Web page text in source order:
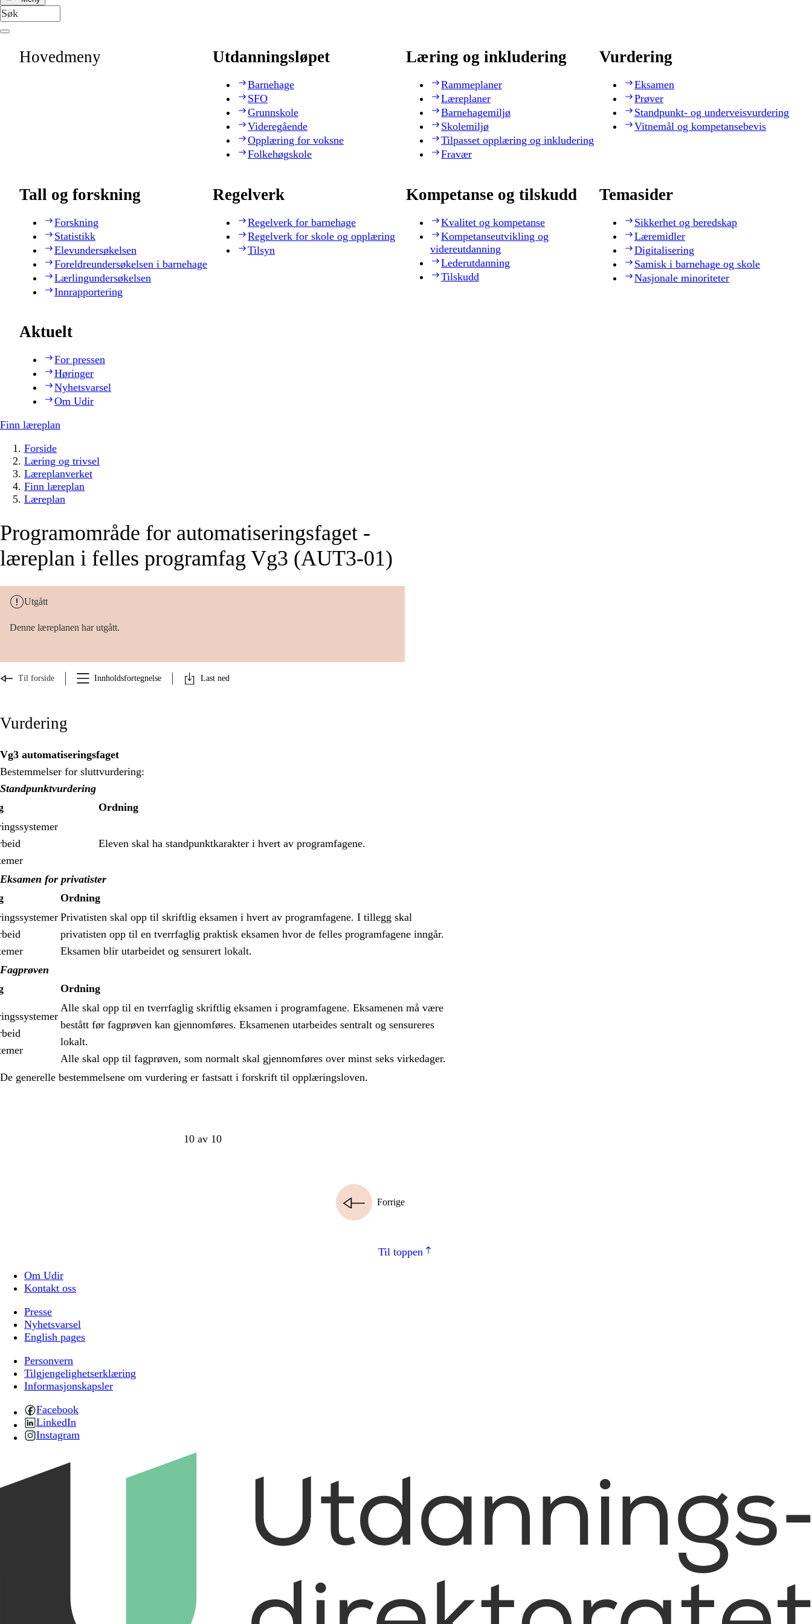
Hovedmeny Utdanningsløpet
Barnehage
SFO
Grunnskole
Videregående
Opplæring for voksne
Folkehøgskole
Læring og inkludering
Rammeplaner
Læreplaner
Barnehagemiljø
Skolemiljø
Tilpasset opplæring og inkludering
Fravær
Vurdering
Eksamen
Prøver
Standpunkt- og underveisvurdering
Vitnemål og kompetansebevis
Tall og forskning
Forskning
Statistikk
Elevundersøkelsen
Foreldreundersøkelsen i barnehage
Lærlingundersøkelsen
Innrapportering
Regelverk
Regelverk for barnehage
Regelverk for skole og opplæring
Tilsyn
Kompetanse og tilskudd
Kvalitet og kompetanse
Kompetanseutvikling og
videreutdanning
Lederutdanning
Tilskudd
Temasider
Sikkerhet og beredskap
Læremidler
Digitalisering
Samisk i barnehage og skole
Nasjonale minoriteter
Aktuelt
For pressen
Høringer
Nyhetsvarsel
Om Udir
Finn læreplan
Forside
Læring og trivsel
Læreplanverket
Finn læreplan
Læreplan
Programområde for automatiseringsfaget -
læreplan i felles programfag Vg3 (AUT3-01)
Utgått
Denne læreplanen har utgått.
Til forside Innholdsfortegnelse Last ned
Vurdering
Vg3 automatiseringsfaget
Bestemmelser for sluttvurdering:
Standpunktvurdering
Ordning
Eleven skal ha standpunktkarakter i hvert av programfagene.
Eksamen for privatister
Ordning
Privatisten skal opp til skriftlig eksamen i hvert av programfagene. I tillegg skal
privatisten opp til en tverrfaglig praktisk eksamen hvor de felles programfagene inngår.
Eksamen blir utarbeidet og sensurert lokalt.
Fagprøven
Ordning
Alle skal opp til en tverrfaglig skriftlig eksamen i programfagene. Eksamenen må være
bestått før fagprøven kan gjennomføres. Eksamenen utarbeides sentralt og sensureres
lokalt.
Alle skal opp til fagprøven, som normalt skal gjennomføres over minst seks virkedager.
De generelle bestemmelsene om vurdering er fastsatt i forskrift til opplæringsloven.
10 av 10
Forrige
Til toppen
Om Udir
Kontakt oss
Presse
Nyhetsvarsel
English pages
Personvern
Tilgjengelighetserklæring
Informasjonskapsler
Facebook
LinkedIn
Instagram